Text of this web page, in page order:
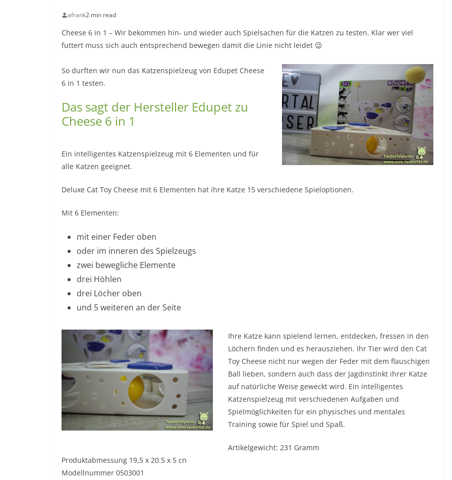
afrank2 min read
Cheese 6 in 1 – Wir bekommen hin- und wieder auch Spielsachen für die Katzen zu testen. Klar wer viel
futtert muss sich auch entsprechend bewegen damit die Linie nicht leidet 😉
So durften wir nun das Katzenspielzeug von Edupet Cheese
6 in 1 testen.
Das sagt der Hersteller Edupet zu
Cheese 6 in 1
Ein intelligentes Katzenspielzeug mit 6 Elementen und für
alle Katzen geeignet.
Deluxe Cat Toy Cheese mit 6 Elementen hat ihre Katze 15 verschiedene Spieloptionen.
Mit 6 Elementen:
mit einer Feder oben
oder im inneren des Spielzeugs
zwei bewegliche Elemente
drei Höhlen
drei Löcher oben
und 5 weiteren an der Seite
Ihre Katze kann spielend lernen, entdecken, fressen in den
Löchern finden und es herausziehen. Ihr Tier wird den Cat
Toy Cheese nicht nur wegen der Feder mit dem flauschigen
Ball lieben, sondern auch dass der Jagdinstinkt ihrer Katze
auf natürliche Weise geweckt wird. Ein intelligentes
Katzenspielzeug mit verschiedenen Aufgaben und
Spielmöglichkeiten für ein physisches und mentales
Training sowie für Spiel und Spaß.
Artikelgewicht: 231 Gramm
Produktabmessung 19,5 x 20.5 x 5 cn
Modellnummer 0503001